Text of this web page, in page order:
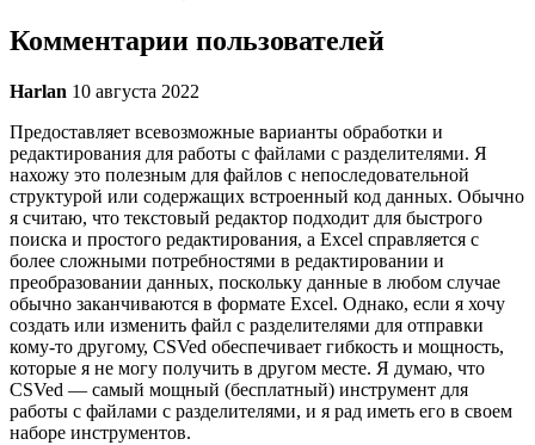
Комментарии пользователей
Harlan 10 августа 2022
Предоставляет всевозможные варианты обработки и
редактирования для работы с файлами с разделителями. Я
нахожу это полезным для файлов с непоследовательной
структурой или содержащих встроенный код данных. Обычно
я считаю, что текстовый редактор подходит для быстрого
поиска и простого редактирования, а Excel справляется с
более сложными потребностями в редактировании и
преобразовании данных, поскольку данные в любом случае
обычно заканчиваются в формате Excel. Однако, если я хочу
создать или изменить файл с разделителями для отправки
кому-то другому, CSVed обеспечивает гибкость и мощность,
которые я не могу получить в другом месте. Я думаю, что
CSVed — самый мощный (бесплатный) инструмент для
работы с файлами с разделителями, и я рад иметь его в своем
наборе инструментов.